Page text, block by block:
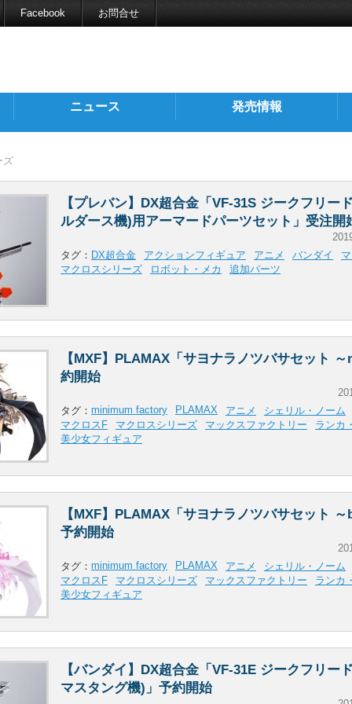
Facebook お問合せ
ニュース 発売情報
ズ
【プレバン】DX超合金「VF-31S ジークフリー
ルダース機)用アーマードパーツセット」受注開
タグ： DX超合金 アクションフィギュア アニメ バンダイ
マクロスシリーズ
ロボット・メカ 追加パーツ
【MXF】PLAMAX「サヨナラノツバサセット
約開始
タグ： minimum factory PLAMAX アニメ
シェリル・ノーム
マクロスF
マクロスシリーズ マックスファクトリー
ランカ
美少女フィギュア
【MXF】PLAMAX「サヨナラノツバサセット
予約開始
タグ： minimum factory PLAMAX アニメ
シェリル・ノーム
マクロスF
マクロスシリーズ マックスファクトリー
ランカ
美少女フィギュア
【バンダイ】DX超合金「VF-31E ジークフリー
マスタング機)」予約開始